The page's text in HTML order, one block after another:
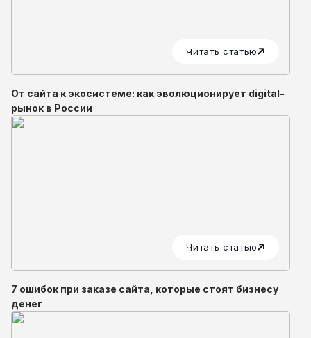
Читать статью
От сайта к экосистеме: как эволюционирует digital-
рынок в России
Читать статью
7 ошибок при заказе сайта, которые стоят бизнесу
денег